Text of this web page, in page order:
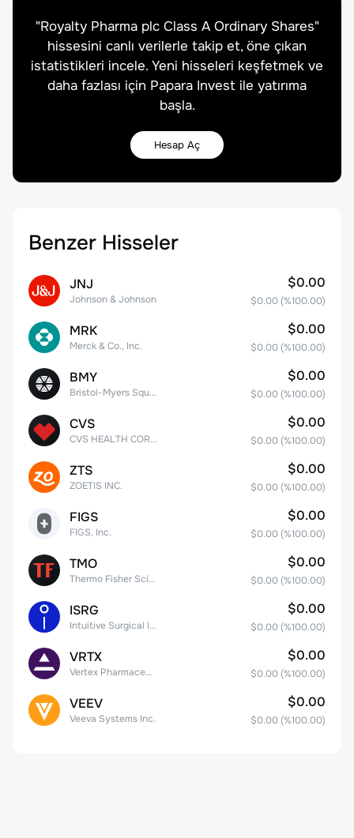
"Royalty Pharma plc Class A Ordinary Shares"
hissesini canlı verilerle takip et, öne çıkan
istatistikleri incele. Yeni hisseleri keşfetmek ve
daha fazlası için Papara Invest ile yatırıma
başla.
Hesap Aç
Benzer Hisseler
JNJ
Johnson & Johnson
$0.00
$0.00 (%100.00)
MRK
Merck & Co., Inc.
$0.00
$0.00 (%100.00)
BMY
Bristol-Myers Squibb Co.
$0.00
$0.00 (%100.00)
CVS
CVS HEALTH CORPORATION
$0.00
$0.00 (%100.00)
ZTS
ZOETIS INC.
$0.00
$0.00 (%100.00)
FIGS
FIGS, Inc.
$0.00
$0.00 (%100.00)
TMO
Thermo Fisher Scientific, Inc.
$0.00
$0.00 (%100.00)
ISRG
Intuitive Surgical Inc.
$0.00
$0.00 (%100.00)
VRTX
Vertex Pharmaceuticals Inc
$0.00
$0.00 (%100.00)
VEEV
Veeva Systems Inc.
$0.00
$0.00 (%100.00)